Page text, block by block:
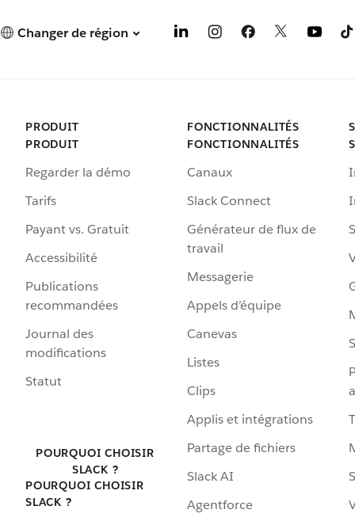
Changer de région
PRODUIT
PRODUIT
Regarder la démo
Tarifs
Payant vs. Gratuit
Accessibilité
Publications
recommandées
Journal des
modifications
Statut
POURQUOI CHOISIR
SLACK ?
POURQUOI CHOISIR
SLACK ?
FONCTIONNALITÉS
FONCTIONNALITÉS
Canaux
Slack Connect
Générateur de flux de
travail
Messagerie
Appels d’équipe
Canevas
Listes
Clips
Applis et intégrations
Partage de fichiers
Slack AI
Agentforce